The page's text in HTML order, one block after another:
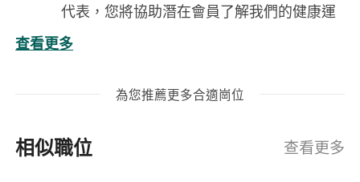
代表，您將協助潛在會員了解我們的健康運
動課程與服務，幫助他們踏上健康生活之
旅。
標，提供適合的會員方案及配套產品建議。
程、套餐及其他相關服務，以支持其個人健
查看更多
為您推薦更多合適崗位
相似職位 查看更多